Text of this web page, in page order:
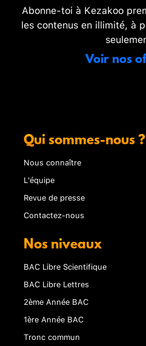
Abonne-toi à Kezakoo
les contenus en illimité, à
Voir nos
Qui sommes-nous ?
Nous connaître
L'équipe
Revue de presse
Contactez-nous
Nos niveaux
BAC Libre Scientifique
BAC Libre Lettres
2ème Année BAC
1ère Année BAC
Tronc commun